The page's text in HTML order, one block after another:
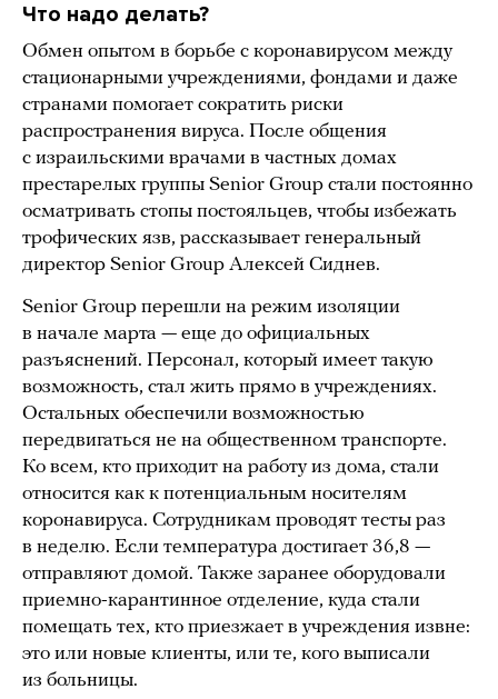
Что надо делать?
Обмен опытом в борьбе с коронавирусом между
стационарными учреждениями, фондами и даже
странами помогает сократить риски
распространения вируса. После общения
с израильскими врачами в частных домах
престарелых группы Senior Group стали постоянно
осматривать стопы постояльцев, чтобы избежать
трофических язв, рассказывает генеральный
директор Senior Group Алексей Сиднев.
Senior Group перешли на режим изоляции
в начале марта — еще до официальных
разъяснений. Персонал, который имеет такую
возможность, стал жить прямо в учреждениях.
Остальных обеспечили возможностью
передвигаться не на общественном транспорте.
Ко всем, кто приходит на работу из дома, стали
относится как к потенциальным носителям
коронавируса. Сотрудникам проводят тесты раз
в неделю. Если температура достигает 36,8 —
отправляют домой. Также заранее оборудовали
приемно-карантинное отделение, куда стали
помещать тех, кто приезжает в учреждения извне:
это или новые клиенты, или те, кого выписали
из больницы.